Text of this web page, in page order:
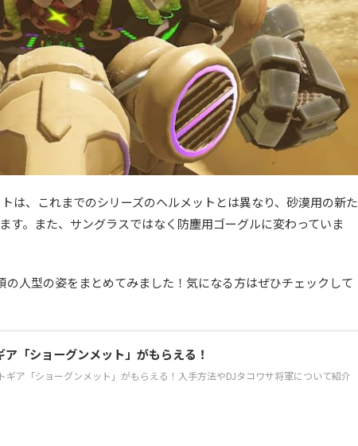
は、これまでのシリーズのヘルメットとは異なり、砂漠用の新た
す。また、サングラスではなく防塵用ゴーグルに変わっていま
人型の姿をまとめてみました！気になる方はぜひチェックして
「ショーグンメット」がもらえる！
ギア「ショーグンメット」がもらえる！入手方法やDJタコワサ将軍について紹介